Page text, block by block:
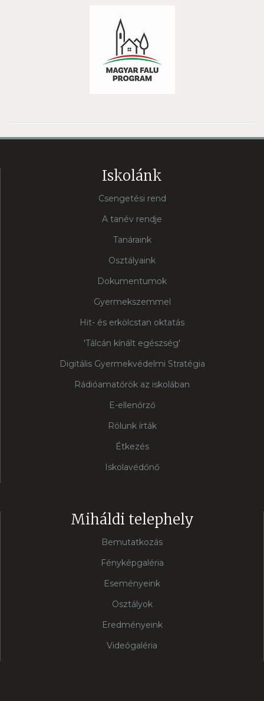
Iskolánk
Csengetési rend
A tanév rendje
Tanáraink
Osztályaink
Dokumentumok
Gyermekszemmel
Hit- és erkölcstan oktatás
'Tálcán kínált egészség'
Digitális Gyermekvédelmi Stratégia
Rádióamatőrök az iskolában
E-ellenőrző
Rólunk írták
Étkezés
Iskolavédőnő
Miháldi telephely
Bemutatkozás
Fényképgaléria
Eseményeink
Osztályok
Eredményeink
Videógaléria